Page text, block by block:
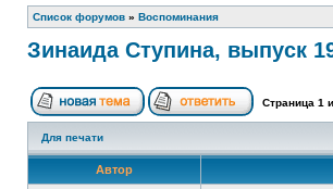
Список форумов » Воспоминания
Зинаида Ступина, выпуск
Страница 1
Для печати
Автор